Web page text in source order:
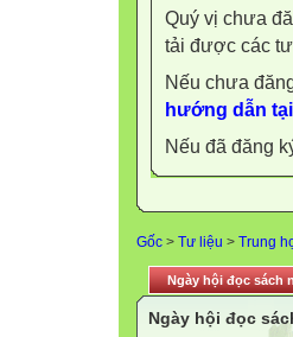
Quý vị chưa
tải được các
Nếu chưa
hướng dẫn
Nếu đã đăng
Gốc > Tư liệu > Trung
Ngày hội đọc sách
Ngày hội đọc